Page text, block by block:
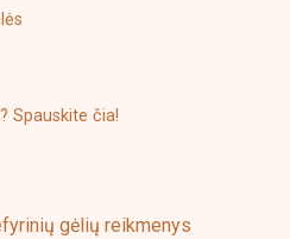
Spauskite čia!
gėlių reikmenys